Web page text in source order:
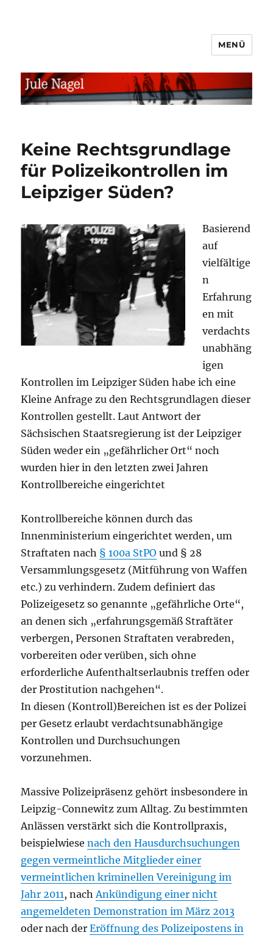
MENÜ
Keine Rechtsgrundlage
für Polizeikontrollen im
Leipziger Süden?
Basierend
auf
vielfältige
n
Erfahrung
en mit
verdachts
unabhäng
igen
Kontrollen im Leipziger Süden habe ich eine
Kleine Anfrage zu den Rechtsgrundlagen dieser
Kontrollen gestellt. Laut Antwort der
Sächsischen Staatsregierung ist der Leipziger
Süden weder ein „gefährlicher Ort“ noch
wurden hier in den letzten zwei Jahren
Kontrollbereiche eingerichtet
Kontrollbereiche können durch das
Innenministerium eingerichtet werden, um
Straftaten nach § 100a StPO und § 28
Versammlungsgesetz (Mitführung von Waffen
etc.) zu verhindern. Zudem definiert das
Polizeigesetz so genannte „gefährliche Orte“,
an denen sich „erfahrungsgemäß Straftäter
verbergen, Personen Straftaten verabreden,
vorbereiten oder verüben, sich ohne
erforderliche Aufenthaltserlaubnis treffen oder
der Prostitution nachgehen“.
In diesen (Kontroll)Bereichen ist es der Polizei
per Gesetz erlaubt verdachtsunabhängige
Kontrollen und Durchsuchungen
vorzunehmen.
Massive Polizeipräsenz gehört insbesondere in
Leipzig-Connewitz zum Alltag. Zu bestimmten
Anlässen verstärkt sich die Kontrollpraxis,
beispielwiesenach den Hausdurchsuchungen
gegen vermeintliche Mitglieder einer
vermeintlichen kriminellen Vereinigung im
Jahr 2011 , nach Ankündigung einer nicht
angemeldeten Demonstration im März 2013
oder nach derEröffnung des Polizeipostens in